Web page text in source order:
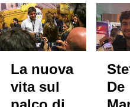
La nuova
vita sul
De